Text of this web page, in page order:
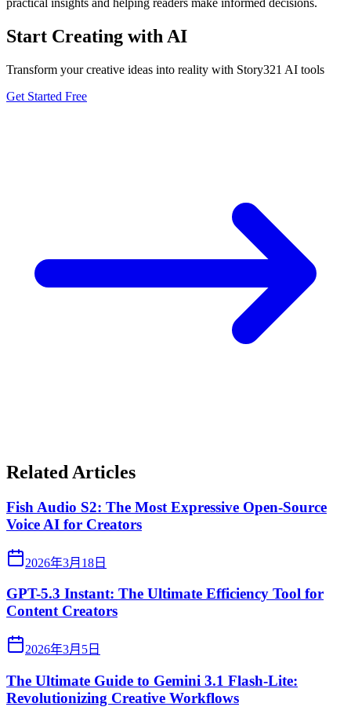
practical insights and helping readers make informed decisions.
Start Creating with AI
Transform your creative ideas into reality with Story321 AI tools
Get Started Free
Related Articles
Fish Audio S2: The Most Expressive Open-Source
Voice AI for Creators
2026年3月18日
GPT-5.3 Instant: The Ultimate Efficiency Tool for
Content Creators
2026年3月5日
The Ultimate Guide to Gemini 3.1 Flash-Lite:
Revolutionizing Creative Workflows